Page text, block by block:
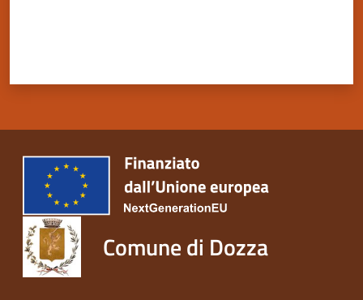
Comune di Dozza